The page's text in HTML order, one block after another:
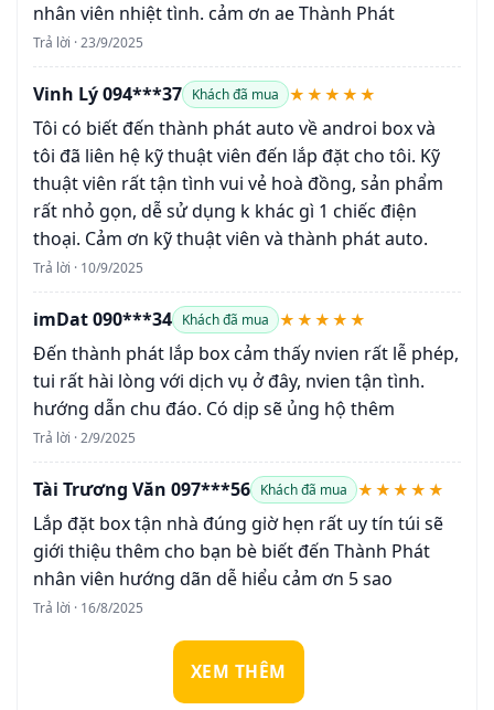
nhân viên nhiệt tình. cảm ơn ae Thành Phát
Trả lời · 23/9/2025
Vinh Lý 094***37 Khách đã mua ★★★★★
Tôi có biết đến thành phát auto về androi box và
tôi đã liên hệ kỹ thuật viên đến lắp đặt cho tôi. Kỹ
thuật viên rất tận tình vui vẻ hoà đồng, sản phẩm
rất nhỏ gọn, dễ sử dụng k khác gì 1 chiếc điện
thoại. Cảm ơn kỹ thuật viên và thành phát auto.
Trả lời · 10/9/2025
imDat 090***34 Khách đã mua ★★★★★
Đến thành phát lắp box cảm thấy nvien rất lễ phép,
tui rất hài lòng với dịch vụ ở đây, nvien tận tình.
hướng dẫn chu đáo. Có dịp sẽ ủng hộ thêm
Trả lời · 2/9/2025
Tài Trương Văn 097***56 Khách đã mua ★★★★★
Lắp đặt box tận nhà đúng giờ hẹn rất uy tín túi sẽ
giới thiệu thêm cho bạn bè biết đến Thành Phát
nhân viên hướng dãn dễ hiểu cảm ơn 5 sao
Trả lời · 16/8/2025
XEM THÊM